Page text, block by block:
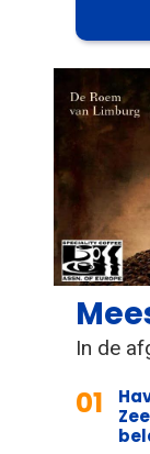
In de
01